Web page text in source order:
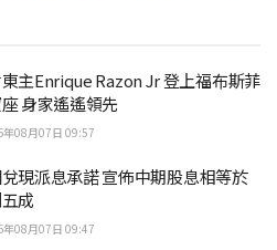
主Enrique Razon Jr 登上福布斯菲
身家遙遙領先
08月07日 09:57
現派息承諾 宣佈中期股息相等於
成
年08月07日 09:47